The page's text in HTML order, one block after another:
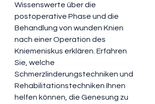
Wissenswerte über die
postoperative Phase und die
Behandlung von wunden Knien
nach einer Operation des
Kniemeniskus erklären. Erfahren
Sie, welche
Schmerzlinderungstechniken und
Rehabilitationstechniken Ihnen
helfen können, die Genesung zu